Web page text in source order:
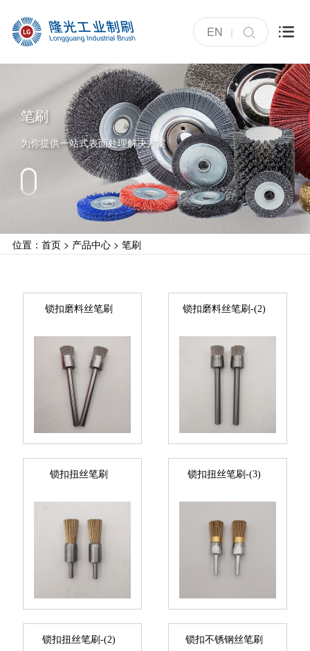

EN 
笔刷
为你提供一站式表面处理解决方案
位置： 首页> 产品中心> 笔刷
锁扣磨料丝笔刷 锁扣磨料丝笔刷-(2)
锁扣扭丝笔刷 锁扣扭丝笔刷-(3)
锁扣扭丝笔刷-(2) 锁扣不锈钢丝笔刷